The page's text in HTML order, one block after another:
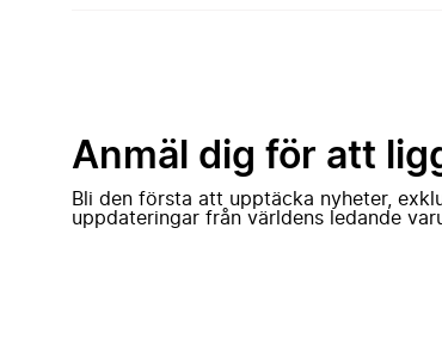
Anmäl dig för att
Bli den första att upptäcka nyheter,
uppdateringar från världens ledande